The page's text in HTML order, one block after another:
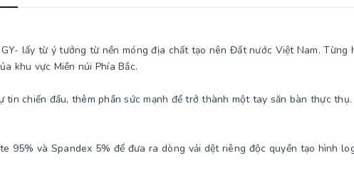
lấy từ ý tưởng từ nền móng địa chất tạo nên Đất nước Việt Nam.
khu vực Miền núi Phía Bắc.
chiến đấu, thêm phần sức mạnh để trở thành một tay săn bàn thực thụ.
95% và Spandex 5% để đưa ra dòng vải dệt riêng độc quyền tạo hình